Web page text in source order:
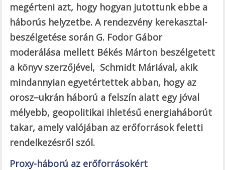
megérteni azt, hogy hogyan jutottunk ebbe a
háborús helyzetbe. A rendezvény kerekasztal-
beszélgetése során G. Fodor Gábor
moderálása mellett Békés Márton beszélgetett
a könyv szerzőjével, Schmidt Máriával, akik
mindannyian egyetértettek abban, hogy az
orosz–ukrán háború a felszín alatt egy jóval
mélyebb, geopolitikai ihletésű energiaháborút
takar, amely valójában az erőforrások feletti
rendelkezésről szól.
Proxy-háború az erőforrásokért